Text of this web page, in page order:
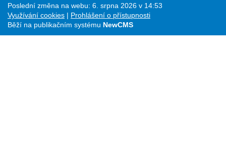
Poslední změna na webu: 6. srpna 2026 v 14:53
Využívání cookies
Prohlášení o přístupnosti
Běží na publikačním systému NewCMS